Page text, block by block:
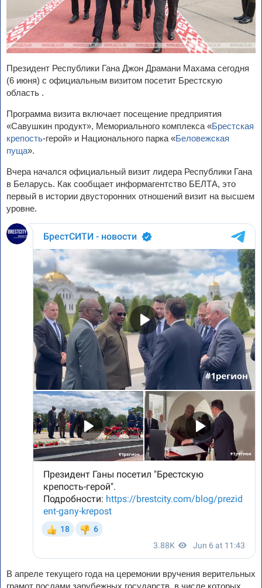
Президент Республики Гана Джон Драмани Махама сегодня
(6 июня) с официальным визитом посетит Брестскую
область .
Программа визита включает посещение предприятия
«Савушкин продукт», Мемориального комплекса «Брестская
крепость-герой» и Национального парка «Беловежская
пуща».
Вчера начался официальный визит лидера Республики Гана
в Беларусь. Как сообщает информагентство БЕЛТА, это
первый в истории двусторонних отношений визит на высшем
уровне.
В апреле текущего года на церемонии вручения верительных
грамот послами зарубежных государств, в числе которых